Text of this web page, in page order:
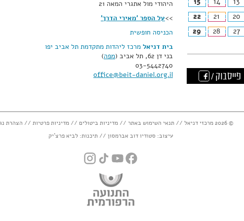
20
21
22
27
28
29
פייסבוק /
היהודי מול אתגרי המאה 21
>>על הספר 'מאירי הדרך'
הכניסה חופשית
בית דניאל מרכז ליהדות מתקדמת תל אביב יפו
בני דן 62
, תל אביב (מפה)
03-5442740
office@beit-daniel.org.il
© 2026 מרכזי דניאל // תנאי השימוש באתר //מדיניות ביטולים //מדיניות פרטיות // הצהרת
עיצוב: סטודיו דוב אברמסון // תיכנות:לביא פרצ'יק